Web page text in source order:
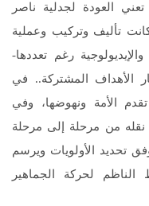
العودة لجدلية ناصر
تأليف وتركيب وعملية
رغم تعددها-
المشتركة.. في
الأمة ونهوضها، وفي
نقله من مرحلة إلى مرحلة
تحديد الأولويات ويرسم
الناظم لحركة الجماهير